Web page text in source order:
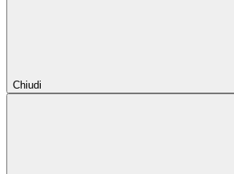
Chiudi